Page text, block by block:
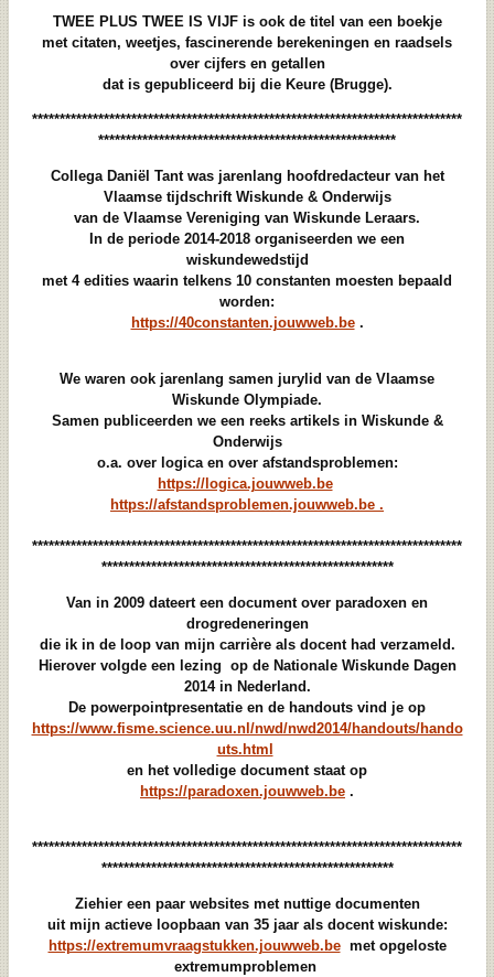
TWEE PLUS TWEE IS VIJF is ook de titel van een boekje
met citaten, weetjes, fascinerende berekeningen en raadsels
over cijfers en getallen
dat is gepubliceerd bij die Keure (Brugge).
******************************************************************************
******************************************************
Collega Daniël Tant was jarenlang hoofdredacteur van het
Vlaamse tijdschrift Wiskunde & Onderwijs
van de Vlaamse Vereniging van Wiskunde Leraars.
In de periode 2014-2018 organiseerden we een
wiskundewedstijd
met 4 edities waarin telkens 10 constanten moesten bepaald
worden:
https://40constanten.jouwweb.be.
We waren ook jarenlang samen jurylid van de Vlaamse
Wiskunde Olympiade.
Samen publiceerden we een reeks artikels in Wiskunde &
Onderwijs
o.a. over logica en over afstandsproblemen:
https://logica.jouwweb.be
https://afstandsproblemen.jouwweb.be .
******************************************************************************
*****************************************************
Van in 2009 dateert een document over paradoxen en
drogredeneringen
die ik in de loop van mijn carrière als docent had verzameld.
Hierover volgde een lezing op de Nationale Wiskunde Dagen
2014 in Nederland.
De powerpointpresentatie en de handouts vind je op
https://www.fisme.science.uu.nl/nwd/nwd2014/handouts/hando
uts.html
en het volledige document staat op
https://paradoxen.jouwweb.be .
******************************************************************************
*****************************************************
Ziehier een paar websites met nuttige documenten
uit mijn actieve loopbaan van 35 jaar als docent wiskunde:
https://extremumvraagstukken.jouwweb.bemet opgeloste
extremumproblemen